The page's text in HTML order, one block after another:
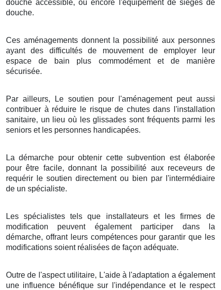
douche accessible, ou encore l'équipement de sièges de
douche.
Ces aménagements donnent la possibilité aux personnes
ayant des difficultés de mouvement de employer leur
espace de bain plus commodément et de manière
sécurisée.
Par ailleurs, Le soutien pour l'aménagement peut aussi
contribuer à réduire le risque de chutes dans l'installation
sanitaire, un lieu où les glissades sont fréquents parmi les
seniors et les personnes handicapées.
La démarche pour obtenir cette subvention est élaborée
pour être facile, donnant la possibilité aux receveurs de
requérir le soutien directement ou bien par l'intermédiaire
de un spécialiste.
Les spécialistes tels que installateurs et les firmes de
modification peuvent également participer dans la
démarche, offrant leurs compétences pour garantir que les
modifications soient réalisées de façon adéquate.
Outre de l'aspect utilitaire, L'aide à l'adaptation a également
une influence bénéfique sur l'indépendance et le respect